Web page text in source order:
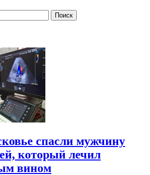
спасли мужчину
который лечил
вином